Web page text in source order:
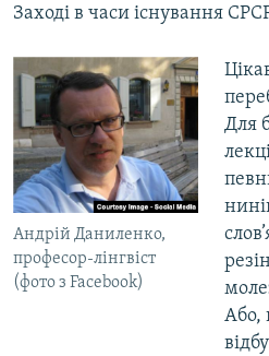
Заході в часи існування
Андрій Даниленко,
професор-лінгвіст
(фото з Facebook)
Для
Або,